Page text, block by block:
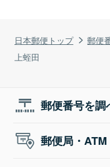
日本郵便トップ 郵便
上蛭田
郵便番号を調
郵便局・